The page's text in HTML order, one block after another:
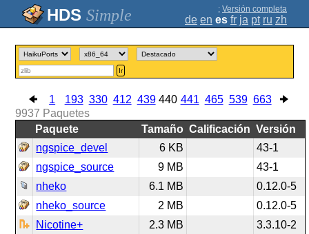
Simple ; Versión completa
de en es fr ja pt ru zh
Ir
1 193 330 412 439 440 441 465 539 663
9937 Paquetes
Paquete
Tamaño Calificación Versión
ngspice_devel
6 KB
43-1
ngspice_source
9 MB
43-1
nheko
6.1 MB
0.12.0-5
nheko_source
2 MB
0.12.0-5
Nicotine+
2.3 MB
3.3.10-2